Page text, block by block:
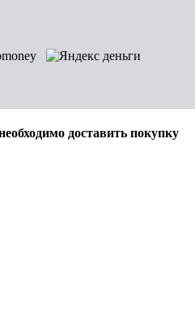
доставить покупку